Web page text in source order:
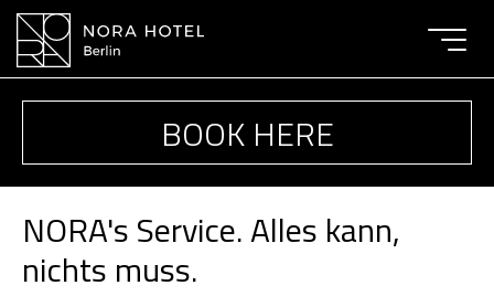
Toggle
BOOK HERE
NORA's Service. Alles kann,
nichts muss.